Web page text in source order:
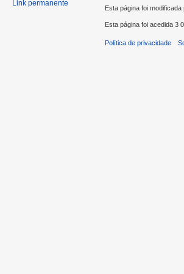
Link permanente
Esta página foi
Esta página foi acedida 3
Política de privacidade